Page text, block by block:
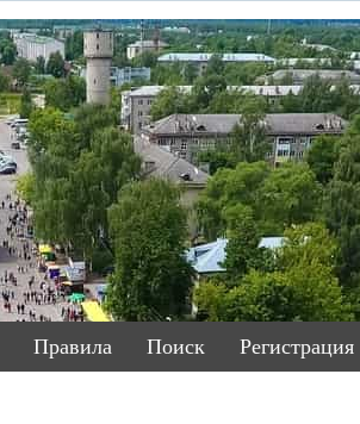
Правила Поиск Регистрация